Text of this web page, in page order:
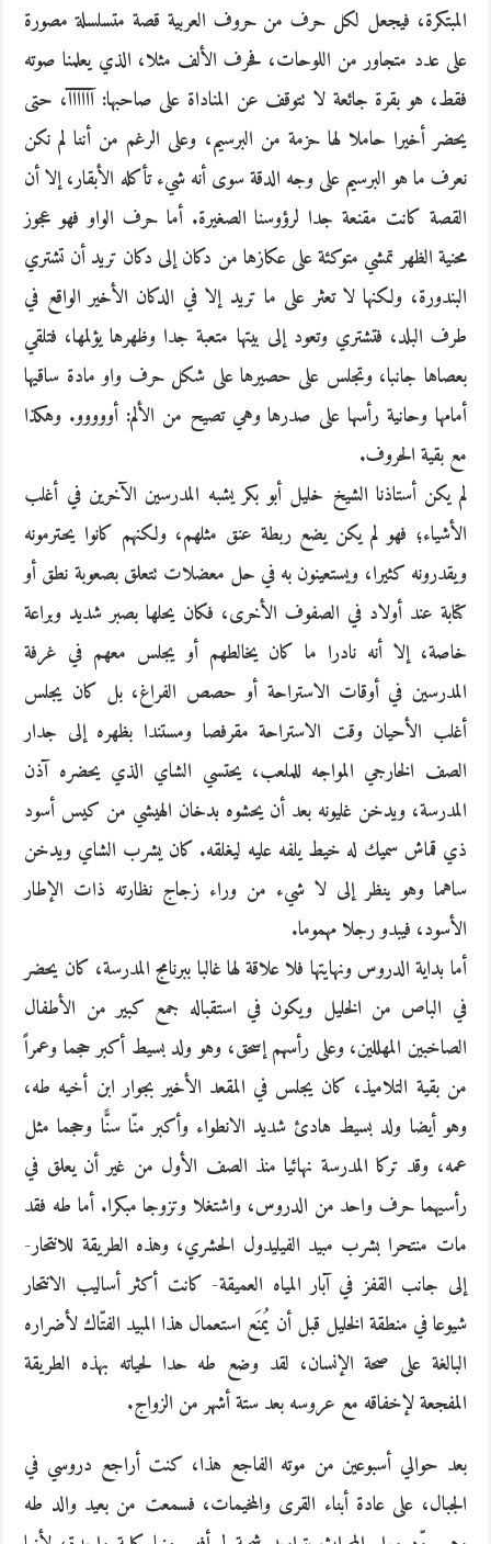
المبتكرة، فيجعل لكل حرف من حروف العربية قصة متسلسلة مصورة
على عدد متجاور من اللوحات، فحرف الألف مثلا، الذي يعلمنا صوته
فقط، هو بقرة جائعة لا تتوقف عن المناداة على صاحبها: آآآآآآ، حتى
يحضر أخيرا حاملا لها حزمة من البرسيم، وعلى الرغم من أننا لم نكن
نعرف ما هو البرسيم على وجه الدقة سوى أنه شيء تأكله الأبقار، إلا أن
القصة كانت مقنعة جدا لرؤوسنا الصغيرة. أما حرف الواو فهو عجوز
محنية الظهر تمشي متوكئة على عكازها من دكان إلى دكان تريد أن تشتري
البندورة، ولكنها لا تعثر على ما تريد إلا في الدكان الأخير الواقع في
طرف البلد، فتشتري وتعود إلى بيتها متعبة جدا وظهرها يؤلمها، فتلقي
بعصاها جانبا، وتجلس على حصيرها على شكل حرف واو مادة ساقيها
أمامها وحانية رأسها على صدرها وهي تصيح من الألم: أووووو. وهكذا
مع بقية الحروف.
لم يكن أستاذنا الشيخ خليل أبو بكر يشبه المدرسين الآخرين في أغلب
الأشياء؛ فهو لم يكن يضع ربطة عنق مثلهم، ولكنهم كانوا يحترمونه
ويقدرونه كثيرا، ويستعينون به في حل معضلات تتعلق بصعوبة نطق أو
كتابة عند أولاد في الصفوف الأخرى، فكان يحلها بصبر شديد وبراعة
خاصة، إلا أنه نادرا ما كان يخالطهم أو يجلس معهم في غرفة
المدرسين في أوقات الاستراحة أو حصص الفراغ، بل كان يجلس
أغلب الأحيان وقت الاستراحة مقرفصا ومستندا بظهره إلى جدار
الصف الخارجي المواجه للملعب، يحتسي الشاي الذي يحضره آذن
المدرسة، ويدخن غليونه بعد أن يحشوه بدخان الهيشي من كيس أسود
ذي قماش سميك له خيط يلفه عليه ليغلقه. كان يشرب الشاي ويدخن
ساهما وهو ينظر إلى لا شيء من وراء زجاج نظارته ذات الإطار
الأسود، فيبدو رجلا مهموما.
أما بداية الدروس ونهايتها فلا علاقة لها غالبا ببرنامج المدرسة، كان يحضر
في الباص من الخليل ويكون في استقباله جمع كبير من الأطفال
الصاخبين المهللين، وعلى رأسهم إسحق، وهو ولد بسيط أكبر حجما وعمراً
من بقية التلاميذ، كان يجلس في المقعد الأخير بجوار ابن أخيه طه،
وهو أيضا ولد بسيط هادئ شديد الانطواء وأكبر منّا سنًّا وحجما مثل
عمه، وقد تركا المدرسة نهائيا منذ الصف الأول من غير أن يعلق في
رأسيهما حرف واحد من الدروس، واشتغلا وتزوجا مبكرا. أما طه فقد
مات منتحرا بشرب مبيد الفيليدول الحشري، وهذه الطريقة للانتحار-
إلى جانب القفز في آبار المياه العميقة- كانت أكثر أساليب الانتحار
شيوعا في منطقة الخليل قبل أن يُمنَع استعمال هذا المبيد الفتّاك لأضراره
البالغة على صحة الإنسان، لقد وضع طه حدا لحياته بهذه الطريقة
المفجعة لإخفاقه مع عروسه بعد ستة أشهر من الزواج.
بعد حوالي أسبوعين من موته الفاجع هذا، كنت أراجع دروسي في
الجبال، على عادة أبناء القرى والمخيمات، فسمعت من بعيد والد طه